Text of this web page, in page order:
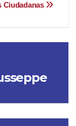
Ciudadanas